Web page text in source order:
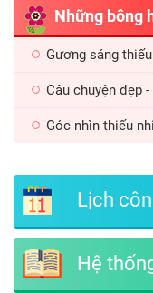
trao giải Cuộc thi sưu
với sự đồng hành của
Những bông
Gương sáng
Câu chuyện đẹp
Góc nhìn thiếu nhi
Lịch
Hệ